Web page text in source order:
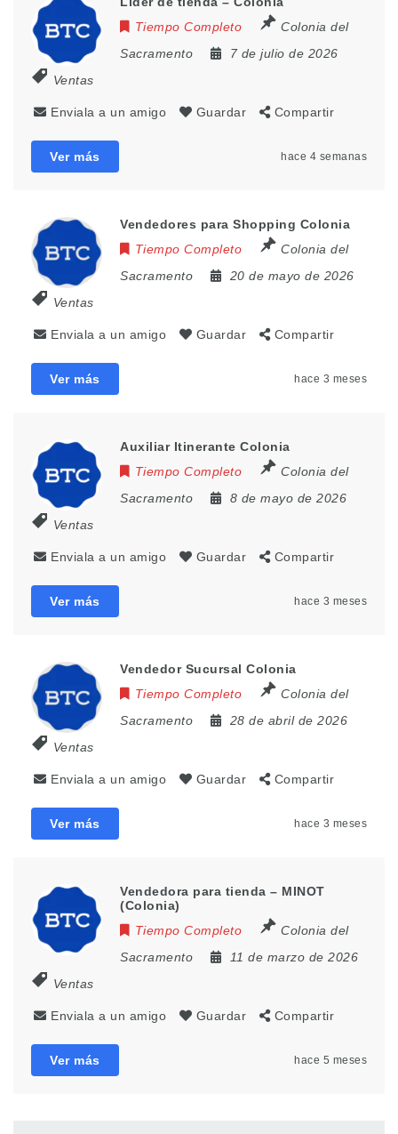
Tiempo Completo
Colonia del
Sacramento
7 de julio de 2026
Ventas
Enviala a un amigo Guardar Compartir
Ver más hace 4 semanas
Vendedores para Shopping Colonia
Tiempo Completo
Colonia del
Sacramento
20 de mayo de 2026
Ventas
Enviala a un amigo Guardar Compartir
Ver más hace 3 meses
Auxiliar Itinerante Colonia
Tiempo Completo
Colonia del
Sacramento
8 de mayo de 2026
Ventas
Enviala a un amigo Guardar Compartir
Ver más hace 3 meses
Vendedor Sucursal Colonia
Tiempo Completo
Colonia del
Sacramento
28 de abril de 2026
Ventas
Enviala a un amigo Guardar Compartir
Ver más hace 3 meses
Vendedora para tienda – MINOT
(Colonia)
Tiempo Completo
Colonia del
Sacramento
11 de marzo de 2026
Ventas
Enviala a un amigo Guardar Compartir
Ver más hace 5 meses